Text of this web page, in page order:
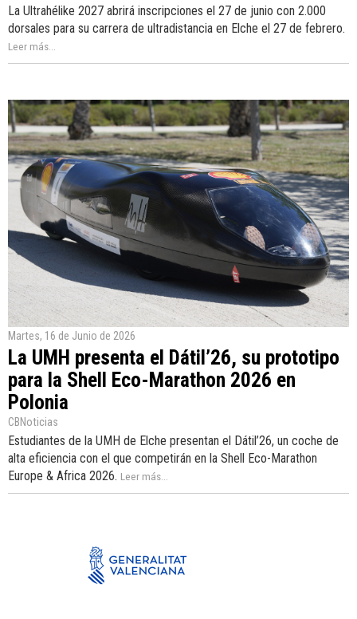
La Ultrahélike 2027 abrirá inscripciones el 27 de junio con 2.000
dorsales para su carrera de ultradistancia en Elche el 27 de febrero.
Leer más...
Martes, 16 de Junio de 2026
La UMH presenta el Dátil’26, su prototipo
para la Shell Eco-Marathon 2026 en
Polonia
CBNoticias
Estudiantes de la UMH de Elche presentan el Dátil’26, un coche de
alta eficiencia con el que competirán en la Shell Eco-Marathon
Europe & Africa 2026. Leer más...